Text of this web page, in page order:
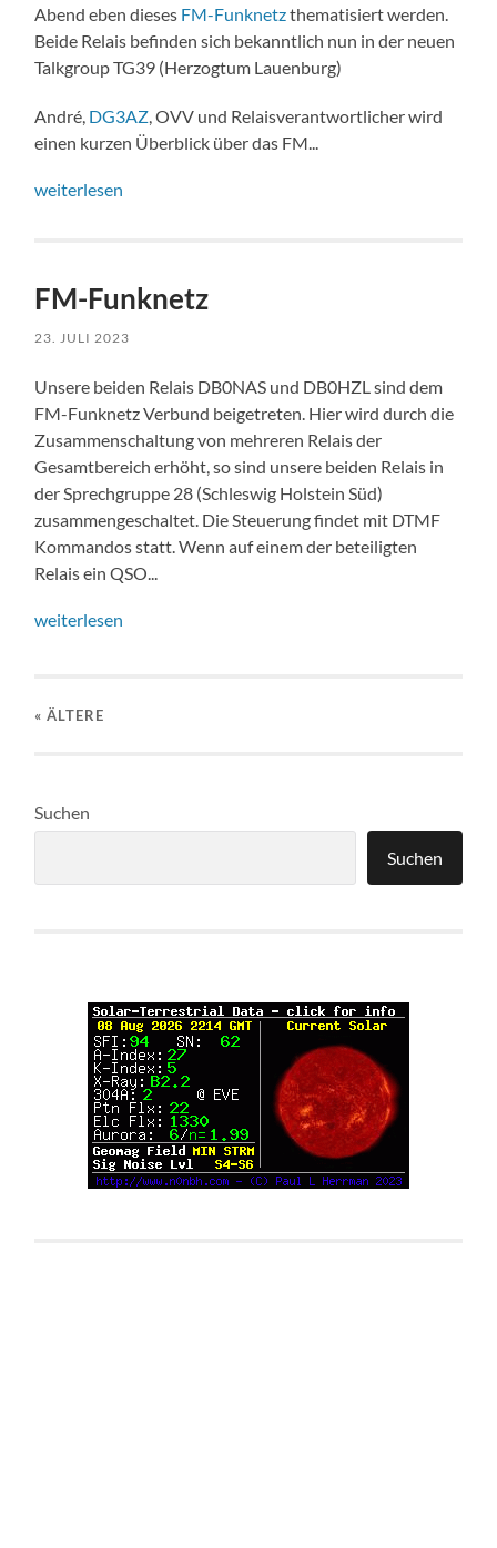
Abend eben dieses FM-Funknetzthematisiert werden.
Beide Relais befinden sich bekanntlich nun in der neuen
Talkgroup TG39 (Herzogtum Lauenburg)
André, DG3AZ, OVV und Relaisverantwortlicher wird
einen kurzen Überblick über das FM...
weiterlesen
FM-Funknetz
23. JULI 2023
Unsere beiden Relais DB0NAS und DB0HZL sind dem
FM-Funknetz Verbund beigetreten. Hier wird durch die
Zusammenschaltung von mehreren Relais der
Gesamtbereich erhöht, so sind unsere beiden Relais in
der Sprechgruppe 28 (Schleswig Holstein Süd)
zusammengeschaltet. Die Steuerung findet mit DTMF
Kommandos statt. Wenn auf einem der beteiligten
Relais ein QSO...
weiterlesen
« ÄLTERE
Suchen
Suchen